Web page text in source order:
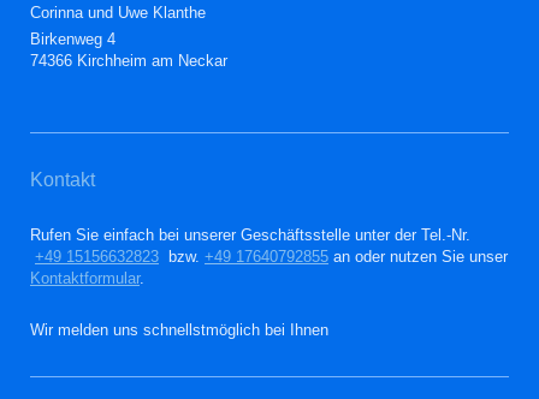
Corinna und Uwe Klanthe
Birkenweg 4
74366 Kirchheim am Neckar
Kontakt
Rufen Sie einfach bei unserer Geschäftsstelle unter der Tel.-Nr.
+49 15156632823 bzw. +49 17640792855 an oder nutzen Sie unser
Kontaktformular.
Wir melden uns schnellstmöglich bei Ihnen